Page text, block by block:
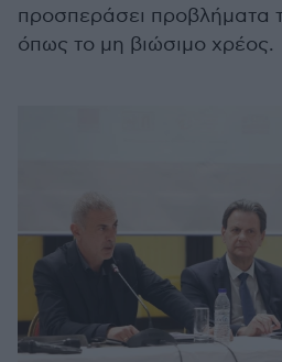
προσπεράσει προβλήματα
όπως το μη βιώσιμο χρέος.